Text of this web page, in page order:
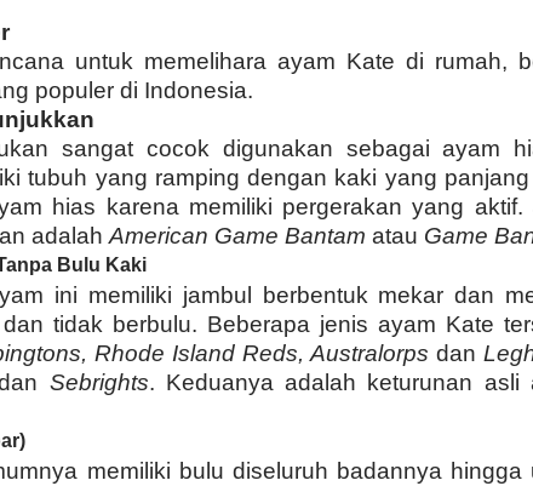
untuk memelihara ayam Kate di rumah,
populer di Indonesia.
sangat cocok digunakan sebagai ayam
tubuh yang ramping dengan kaki yang
hias karena memiliki pergerakan yang aktif.
adalah American Game Bantam atau Game
Bulu Kaki
ini memiliki jambul berbentuk mekar dan
tidak berbulu. Beberapa jenis ayam Kate
Rhode Island Reds, Australorps dan
Sebrights. Keduanya adalah keturunan asli
memiliki bulu diseluruh badannya hingga